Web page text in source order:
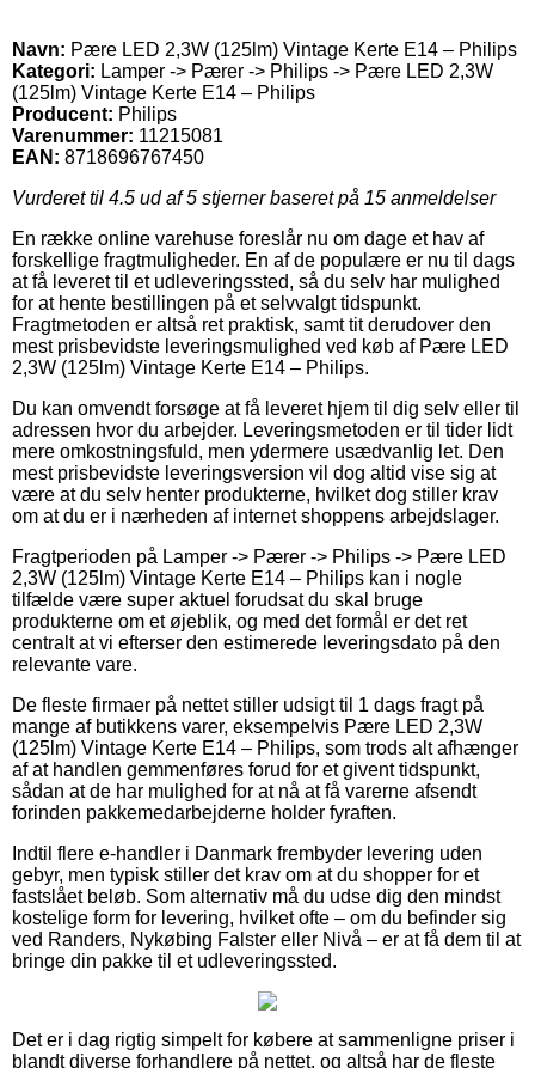
Navn: Pære LED 2,3W (125lm) Vintage Kerte E14 – Philips
Kategori: Lamper -> Pærer -> Philips -> Pære LED 2,3W
(125lm) Vintage Kerte E14 – Philips
Producent: Philips
Varenummer: 11215081
EAN: 8718696767450
Vurderet til 4.5 ud af 5 stjerner baseret på 15 anmeldelser
En række online varehuse foreslår nu om dage et hav af
forskellige fragtmuligheder. En af de populære er nu til dags
at få leveret til et udleveringssted, så du selv har mulighed
for at hente bestillingen på et selvvalgt tidspunkt.
Fragtmetoden er altså ret praktisk, samt tit derudover den
mest prisbevidste leveringsmulighed ved køb af Pære LED
2,3W (125lm) Vintage Kerte E14 – Philips.
Du kan omvendt forsøge at få leveret hjem til dig selv eller til
adressen hvor du arbejder. Leveringsmetoden er til tider lidt
mere omkostningsfuld, men ydermere usædvanlig let. Den
mest prisbevidste leveringsversion vil dog altid vise sig at
være at du selv henter produkterne, hvilket dog stiller krav
om at du er i nærheden af internet shoppens arbejdslager.
Fragtperioden på Lamper -> Pærer -> Philips -> Pære LED
2,3W (125lm) Vintage Kerte E14 – Philips kan i nogle
tilfælde være super aktuel forudsat du skal bruge
produkterne om et øjeblik, og med det formål er det ret
centralt at vi efterser den estimerede leveringsdato på den
relevante vare.
De fleste firmaer på nettet stiller udsigt til 1 dags fragt på
mange af butikkens varer, eksempelvis Pære LED 2,3W
(125lm) Vintage Kerte E14 – Philips, som trods alt afhænger
af at handlen gemmenføres forud for et givent tidspunkt,
sådan at de har mulighed for at nå at få varerne afsendt
forinden pakkemedarbejderne holder fyraften.
Indtil flere e-handler i Danmark frembyder levering uden
gebyr, men typisk stiller det krav om at du shopper for et
fastslået beløb. Som alternativ må du udse dig den mindst
kostelige form for levering, hvilket ofte – om du befinder sig
ved Randers, Nykøbing Falster eller Nivå – er at få dem til at
bringe din pakke til et udleveringssted.
Det er i dag rigtig simpelt for købere at sammenligne priser i
blandt diverse forhandlere på nettet, og altså har de fleste